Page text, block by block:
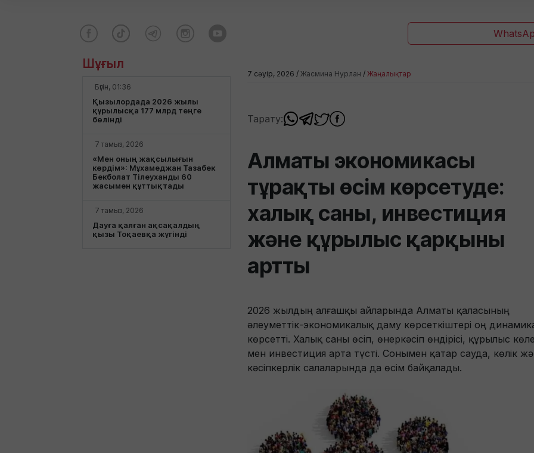
Шұғыл
Бүгін, 01:36
Қызылордада 2026 жылы
құрылысқа 177 млрд теңге
бөлінді
7 тамыз, 2026
«Мен оның жақсылығын
көрдім»: Мұхамеджан Тазабек
Бекболат Тілеуханды 60
жасымен құттықтады
7 тамыз, 2026
Дауға қалған ақсақалдың
қызы Тоқаевқа жүгінді
7 сәуір, 2026 / Жасмина Нурлан / Жаңалықтар
Тарату:
Алматы экономикасы
тұрақты өсім көрсетуде:
халық саны, инвестиция
және құрылыс қарқыны
артты
2026 жылдың алғашқы айларында Алматы қаласының
әлеуметтік-экономикалық даму көрсеткіштері оң
көрсетті. Халық саны өсіп, өнеркәсіп өндірісі, құрылыс
мен инвестиция арта түсті. Сонымен қатар сауда, көлік
кәсіпкерлік салаларында да өсім байқалады.